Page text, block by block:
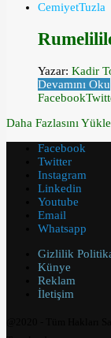
CemiyetTuzla
Yazar: Kadir
Devamını Oku
Facebook
Daha Fazlasını Yükle
Facebook
Twitter
Instagram
Linkedin
Youtube
Email
Whatsapp
Gizlilik
Künye
Reklam
İletişim